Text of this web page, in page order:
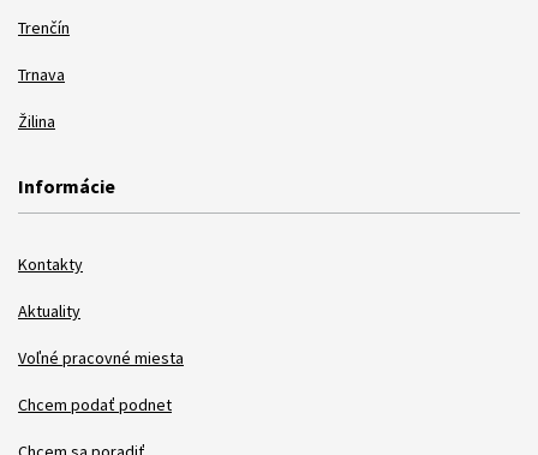
Trenčín
Trnava
Žilina
Informácie
Kontakty
Aktuality
Voľné pracovné miesta
Chcem podať podnet